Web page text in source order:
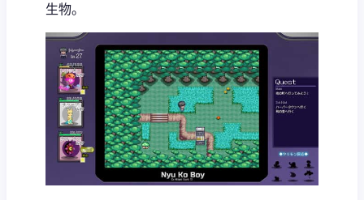
生物。